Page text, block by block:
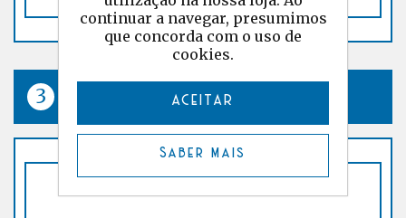
Ems Quick Internacional
continuar a navegar, presumimos
que concorda com o uso de
cookies.
ACEITAR
Saber mais